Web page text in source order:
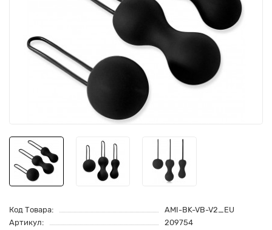
Код Товара:
AMI-BK-VB-V2_EU
Артикул:
209754